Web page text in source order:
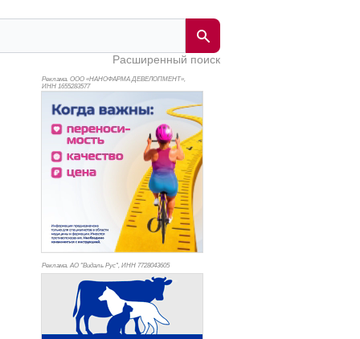
Расширенный поиск
Реклама. ООО «НАНОФАРМА ДЕВЕЛОПМЕНТ»,
ИНН 1655283577
Реклама. АО "Видаль Рус", ИНН 7728043605